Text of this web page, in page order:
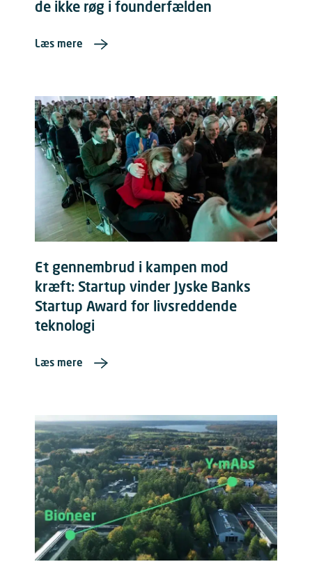
de ikke røg i founderfælden
Læs mere
Et gennembrud i kampen mod
kræft: Startup vinder Jyske Banks
Startup Award for livsreddende
teknologi
Læs mere